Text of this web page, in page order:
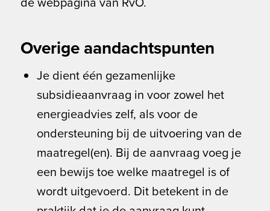
Overige aandachtspunten
Je dient één gezamenlijke
subsidieaanvraag in voor zowel het
energieadvies zelf, als voor de
ondersteuning bij de uitvoering van de
maatregel(en). Bij de aanvraag voeg je
een bewijs toe welke maatregel is of
wordt uitgevoerd. Dit betekent in de